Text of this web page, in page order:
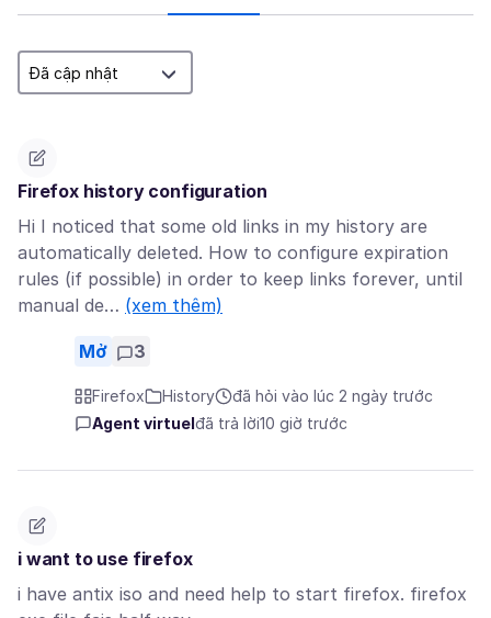
Firefox history configuration
Hi I noticed that some old links in my history are
automatically deleted. How to configure expiration
rules (if possible) in order to keep links forever, until
manual de… (xem thêm)
Mở 3
Firefox History
đã hỏi vào lúc 2 ngày trước
Agent virtuel đã trả lời10 giờ trước
i want to use firefox
i have antix iso and need help to start firefox. firefox